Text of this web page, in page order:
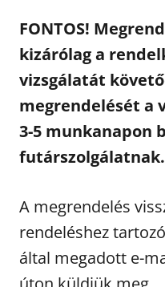
FONTOS!
kizárólag a
vizsgálatát
megrendelését a
3-5 munkanapon
futárszolgálatnak.
A megrendelés
rendeléshez
által megadott e-